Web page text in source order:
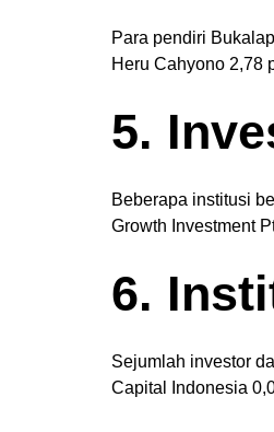
Para pendiri
Heru Cahyono 2,78
5.
Beberapa institusi
Growth Investment
6.
Sejumlah investor
Capital Indonesia